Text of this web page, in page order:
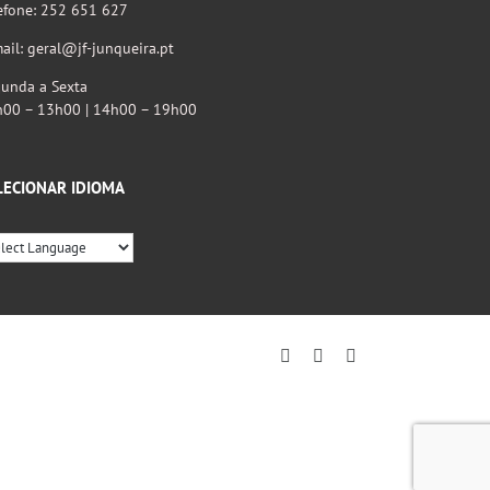
252 651 627
geral@jf-junqueira.pt
a Sexta
– 13h00 | 14h00 – 19h00
IDIOMA
FacebookInstagram